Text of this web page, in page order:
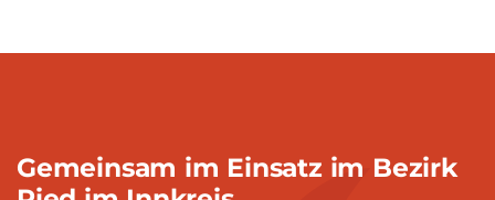
Gemeinsam im Einsatz im Bezirk